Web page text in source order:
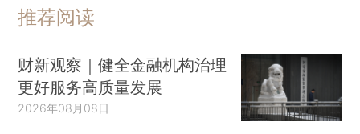
推荐阅读
财新观察｜健全金融机构治理
更好服务高质量发展
2026年08月08日